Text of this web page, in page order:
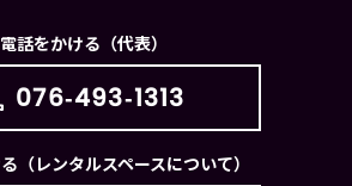
電話をかける（代表）
076-493-1313
（レンタルスペースについて）